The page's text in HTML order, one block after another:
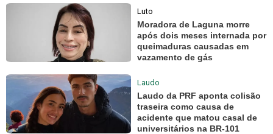
Luto
Moradora de Laguna morre
após dois meses internada por
queimaduras causadas em
vazamento de gás
Laudo
Laudo da PRF aponta colisão
traseira como causa de
acidente que matou casal de
universitários na BR-101